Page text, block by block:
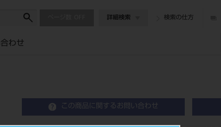
詳細検索 検索の仕方
わせ
この商品に関するお問い合わせ